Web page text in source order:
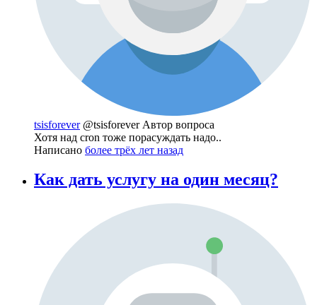
tsisforever @tsisforever Автор вопроса
Хотя над cron тоже порасуждать надо..
Написано более трёх лет назад
Как дать услугу на один месяц?